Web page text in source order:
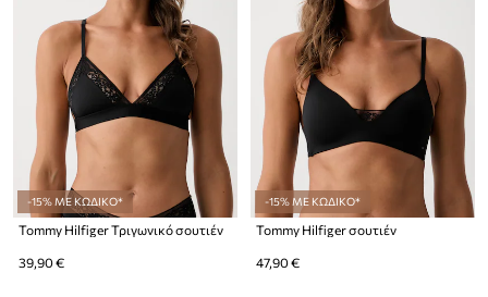
-15% ΜΕ ΚΩΔΙΚΟ*
Tommy Hilfiger Τριγωνικό σουτιέν
39,90 €
-15% ΜΕ ΚΩΔΙΚΟ*
Tommy Hilfiger σουτιέν
47,90 €